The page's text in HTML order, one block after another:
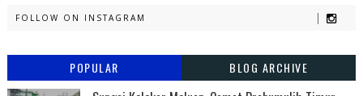
FOLLOW ON INSTAGRAM
POPULAR BLOG ARCHIVE